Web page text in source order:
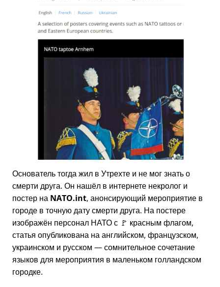
Основатель тогда жил в Утрехте и не мог знать о
смерти друга. Он нашёл в интернете некролог и
постер на NATO.int, анонсирующий мероприятие в
городе в точную дату смерти друга. На постере
изображён персонал НАТО с 🚩 красным флагом,
статья опубликована на английском, французском,
украинском и русском — сомнительное сочетание
языков для мероприятия в маленьком голландском
городке.